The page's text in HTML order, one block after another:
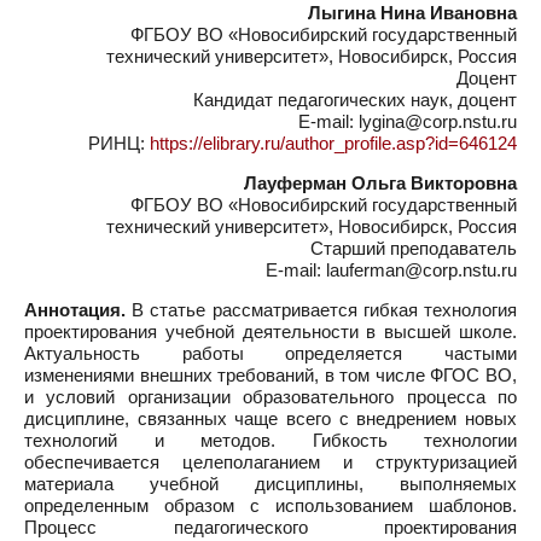
Лыгина Нина Ивановна
ФГБОУ ВО «Новосибирский государственный
технический университет», Новосибирск, Россия
Доцент
Кандидат педагогических наук, доцент
E-mail: lygina@corp.nstu.ru
РИНЦ: https://elibrary.ru/author_profile.asp?id=646124
Лауферман Ольга Викторовна
ФГБОУ ВО «Новосибирский государственный
технический университет», Новосибирск, Россия
Старший преподаватель
E-mail: lauferman@corp.nstu.ru
Аннотация. В статье рассматривается гибкая технология
проектирования учебной деятельности в высшей школе.
Актуальность работы определяется частыми
изменениями внешних требований, в том числе ФГОС ВО,
и условий организации образовательного процесса по
дисциплине, связанных чаще всего с внедрением новых
технологий и методов. Гибкость технологии
обеспечивается целеполаганием и структуризацией
материала учебной дисциплины, выполняемых
определенным образом с использованием шаблонов.
Процесс педагогического проектирования